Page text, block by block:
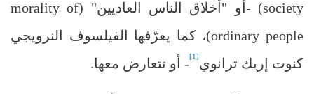
society) -أو "أخلاق الناس العاديين" (morality of
ordinary people)، كما يعرّفها الفيلسوف النرويجي
كنوت إريك ترانوي[1] - أو تتعارض معها.